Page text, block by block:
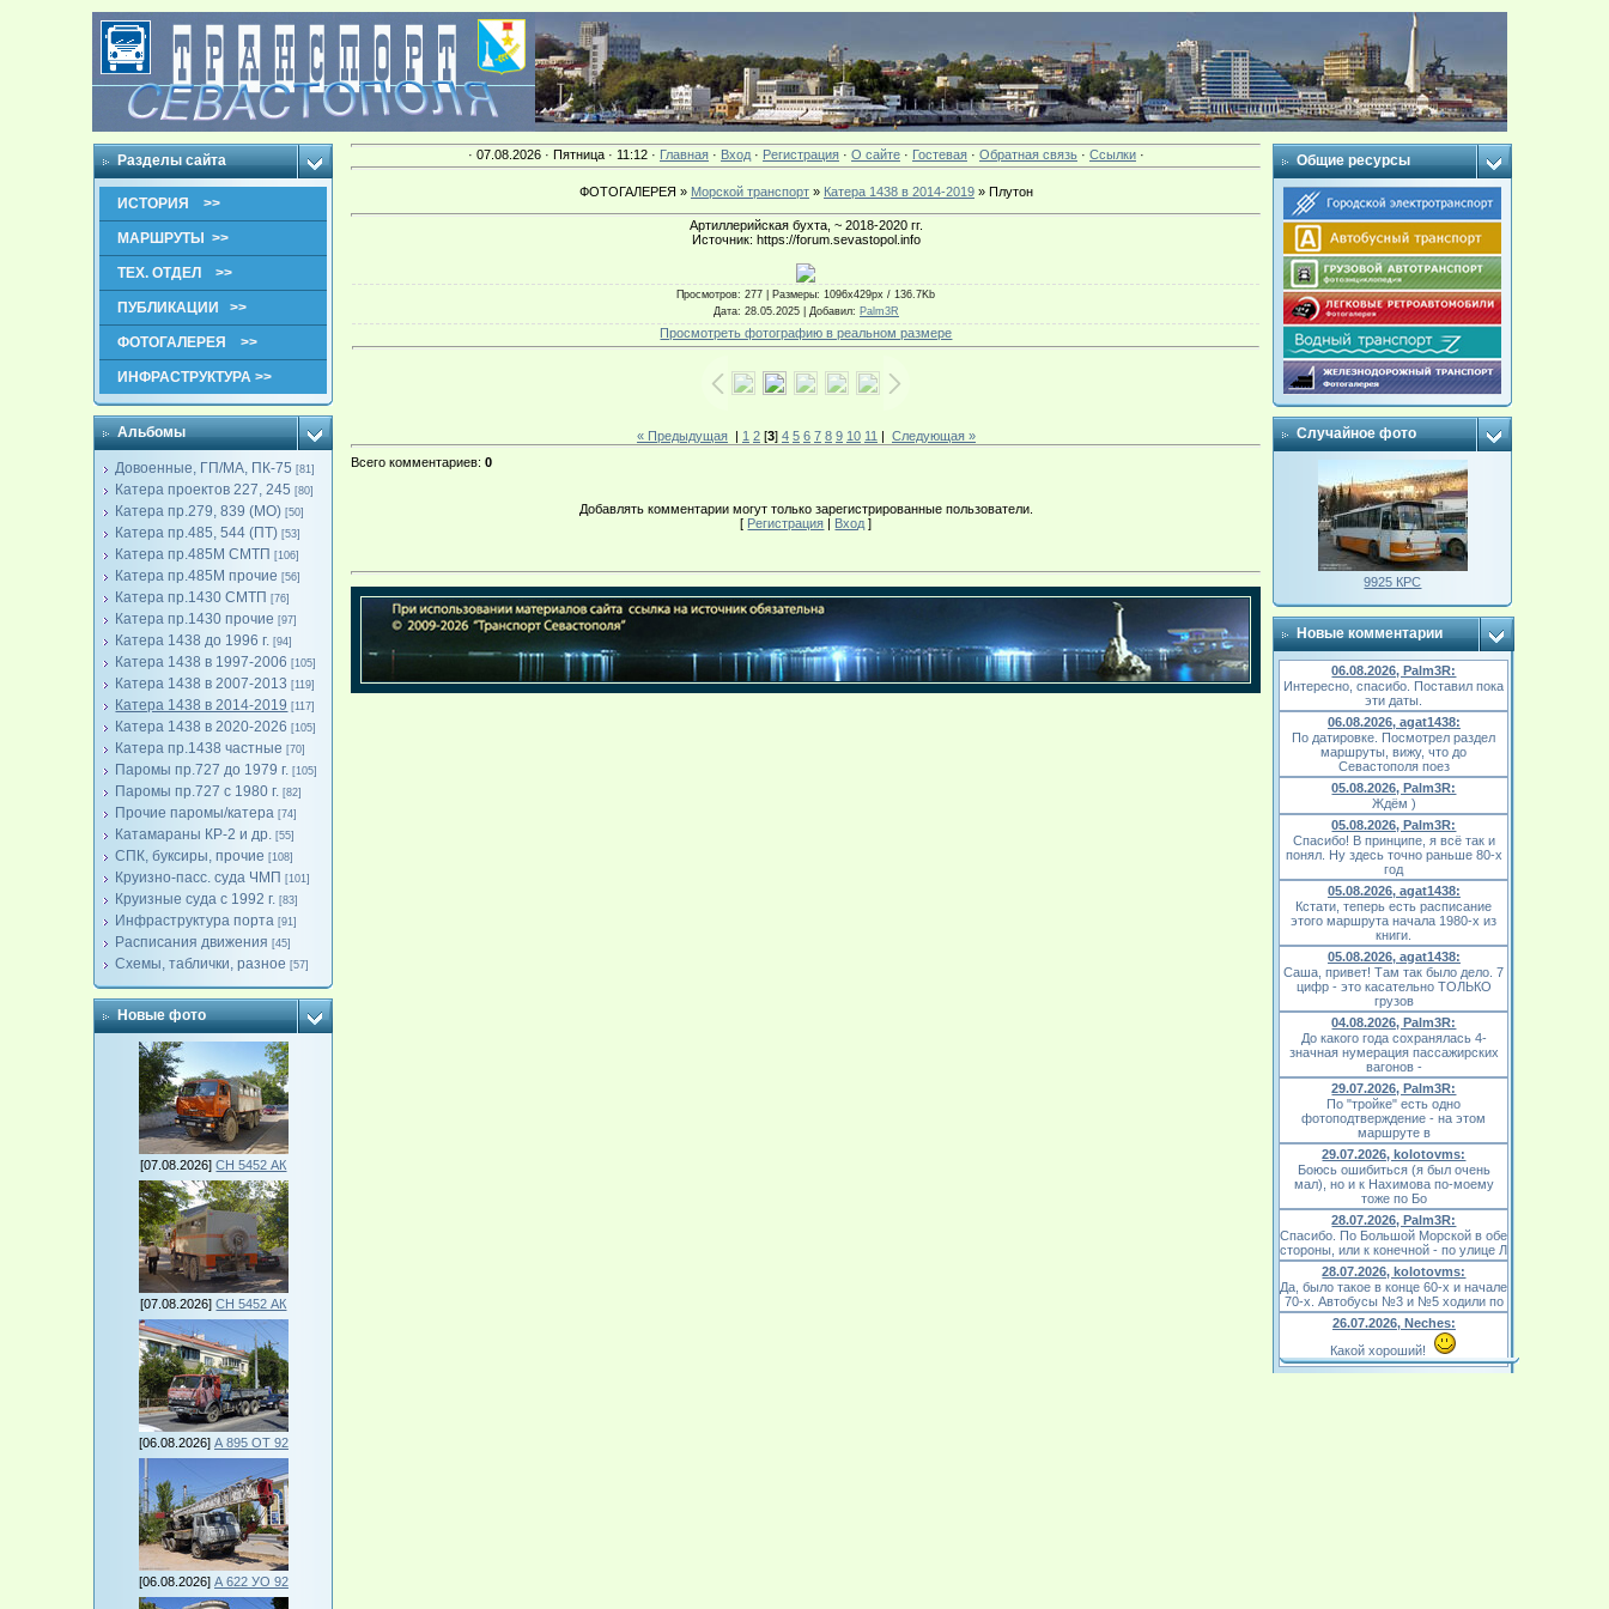
Разделы сайта
ИСТОРИЯ >>
МАРШРУТЫ >>
ТЕХ. ОТДЕЛ >>
ПУБЛИКАЦИИ >>
ФОТОГАЛЕРЕЯ >>
ИНФРАСТРУКТУРА >>
Альбомы
Довоенные, ГП/МА, ПК-75 [81]
Катера проектов 227, 245 [80]
Катера пр.279, 839 (МО) [50]
Катера пр.485, 544 (ПТ) [53]
Катера пр.485М СМТП [106]
Катера пр.485М прочие [56]
Катера пр.1430 СМТП [76]
Катера пр.1430 прочие [97]
Катера 1438 до 1996 г. [94]
Катера 1438 в 1997-2006 [105]
Катера 1438 в 2007-2013 [119]
Катера 1438 в 2014-2019 [117]
Катера 1438 в 2020-2026 [105]
Катера пр.1438 частные [70]
Паромы пр.727 до 1979 г. [105]
Паромы пр.727 с 1980 г. [82]
Прочие паромы/катера [74]
Катамараны КР-2 и др. [55]
СПК, буксиры, прочие [108]
Круизно-пасс. суда ЧМП [101]
Круизные суда с 1992 г. [83]
Инфраструктура порта [91]
Расписания движения [45]
Схемы, таблички, разное [57]
Новые фото
[07.08.2026]СН 5452 АК
[07.08.2026]СН 5452 АК
[06.08.2026] А 895 ОТ 92
[06.08.2026] А 622 УО 92
· 07.08.2026 · Пятница · 11:12 · Главная· Вход· Регистрация· О сайте· Гостевая· Обратная связь· Ссылки·
ФОТОГАЛЕРЕЯ » Морской транспорт» Катера 1438 в 2014-2019» Плутон
Артиллерийская бухта, ~ 2018-2020 гг.
Источник: https://forum.sevastopol.info
Просмотров: 277 | Размеры: 1096x429px / 136.7Kb
Дата: 28.05.2025 | Добавил: Palm3R
Просмотреть фотографию в реальном размере
« Предыдущая| 1 2[3] 4 5 6 7 8 9 10 11 | Следующая »
Всего комментариев:0
Добавлять комментарии могут только зарегистрированные пользователи.
[ Регистрация | Вход ]
Общие ресурсы
Случайное фото
9925 КРС
Новые комментарии
06.08.2026, Palm3R:
Интересно, спасибо. Поставил пока
эти даты.
06.08.2026, agat1438:
По датировке. Посмотрел раздел
маршруты, вижу, что до
Севастополя поез
05.08.2026, Palm3R:
Ждём )
05.08.2026, Palm3R:
Спасибо! В принципе, я всё так и
понял. Ну здесь точно раньше 80-х
год
05.08.2026, agat1438:
Кстати, теперь есть расписание
этого маршрута начала 1980-х из
книги.
05.08.2026, agat1438:
Саша, привет! Там так было дело. 7
цифр - это касательно ТОЛЬКО
грузов
04.08.2026, Palm3R:
До какого года сохранялась 4-
значная нумерация пассажирских
вагонов -
29.07.2026, Palm3R:
По "тройке" есть одно
фотоподтверждение - на этом
маршруте в
29.07.2026, kolotovms:
Боюсь ошибиться (я был очень
мал), но и к Нахимова по-моему
тоже по Бо
28.07.2026, Palm3R:
Спасибо. По Большой Морской в обе
стороны, или к конечной - по улице Л
28.07.2026, kolotovms:
Да, было такое в конце 60-х и начале
70-х. Автобусы №3 и №5 ходили по
26.07.2026, Neches:
Какой хороший!